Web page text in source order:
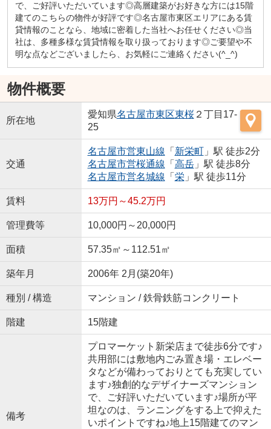
で、ご好評いただいています◎高層建築がお好きな方には15階
建てのこちらの物件が好評です◎名古屋市東区エリアにある賃
貸情報のことなら、地域に密着した当社へお任せください◎当
社は、多種多様な賃貸情報を取り扱っております◎ご要望や不
明な点などございましたら、お気軽にご連絡ください(^_^)
物件概要
所在地
愛知県名古屋市東区東桜２丁目17-
25
交通
名古屋市営東山線 「 新栄町」駅 徒歩2分
名古屋市営桜通線 「 高岳」駅 徒歩8分
名古屋市営名城線 「 栄」駅 徒歩11分
賃料 13万円～45.2万円
管理費等 10,000円～20,000円
面積 57.35㎡～112.51㎡
築年月 2006年 2月(築20年)
種別 / 構造 マンション / 鉄骨鉄筋コンクリート
階建 15階建
備考
プロマーケット新栄店まで徒歩6分です♪
共用部には敷地内ごみ置き場・エレベー
タなどが備わっておりとても充実してい
ます♪独創的なデザイナーズマンション
で、ご好評いただいています♪場所が平
坦なのは、ランニングをする上で抑えた
いポイントですね♪地上15階建てのマン